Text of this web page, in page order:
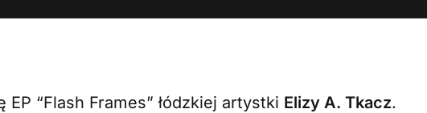
“Flash Frames” łódzkiej artystki Elizy A. Tkacz.